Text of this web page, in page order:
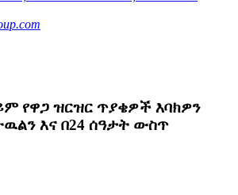
የዋጋ ዝርዝር ጥያቄዎች እባክዎን
እና በ24 ሰዓታት ውስጥ